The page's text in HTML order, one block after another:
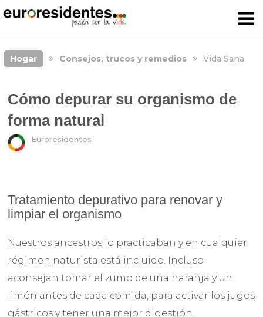
Hogar Consejos, trucos y remedios Vida Sana
Cómo depurar su organismo de
forma natural
Euroresidentes
Tratamiento depurativo para renovar y
limpiar el organismo
Nuestros ancestros lo practicaban y en cualquier
régimen naturista está incluido. Incluso
aconsejan tomar el zumo de una naranja y un
limón antes de cada comida, para activar los jugos
gástricos y tener una mejor digestión.